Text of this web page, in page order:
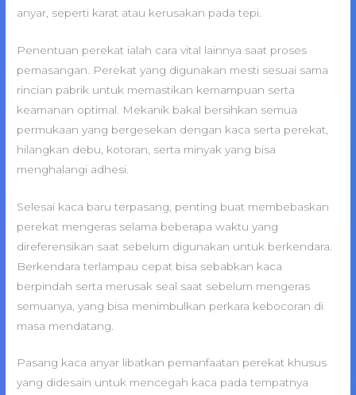
anyar, seperti karat atau kerusakan pada tepi.
Penentuan perekat ialah cara vital lainnya saat proses
pemasangan. Perekat yang digunakan mesti sesuai sama
rincian pabrik untuk memastikan kemampuan serta
keamanan optimal. Mekanik bakal bersihkan semua
permukaan yang bergesekan dengan kaca serta perekat,
hilangkan debu, kotoran, serta minyak yang bisa
menghalangi adhesi.
Selesai kaca baru terpasang, penting buat membebaskan
perekat mengeras selama beberapa waktu yang
direferensikan saat sebelum digunakan untuk berkendara.
Berkendara terlampau cepat bisa sebabkan kaca
berpindah serta merusak seal saat sebelum mengeras
semuanya, yang bisa menimbulkan perkara kebocoran di
masa mendatang.
Pasang kaca anyar libatkan pemanfaatan perekat khusus
yang didesain untuk mencegah kaca pada tempatnya